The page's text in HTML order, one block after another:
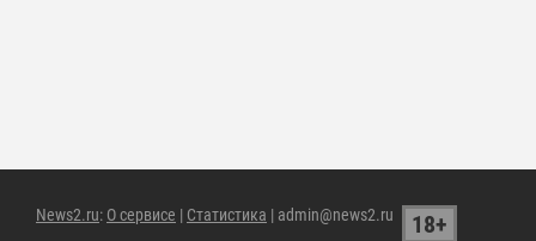
News2.ru: О сервисе | Статистика | admin@news2.ru 18+